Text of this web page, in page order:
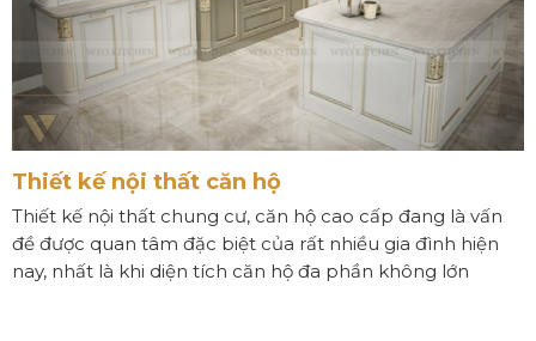
Thiết kế nội thất căn hộ
Thiết kế nội thất chung cư, căn hộ cao cấp đang là vấn
đề được quan tâm đặc biệt của rất nhiều gia đình hiện
nay, nhất là khi diện tích căn hộ đa phần không lớn